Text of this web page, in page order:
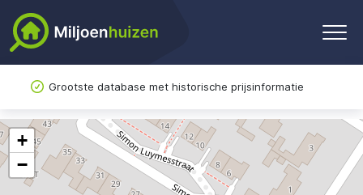
Grootste database met historische prijsinformatie
+
−